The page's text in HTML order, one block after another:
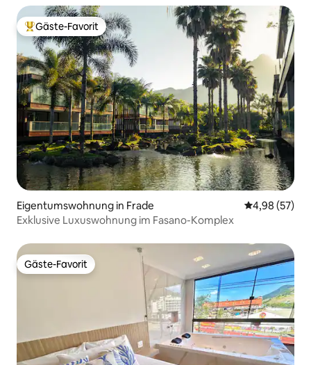
Beliebter Gäste-Favorit.
Gäste-Favorit
Eigentumswohnung in Frade
4,98 (57)
Exklusive Luxuswohnung im Fasano-Komplex
Gäste-Favorit
Gäste-Favorit